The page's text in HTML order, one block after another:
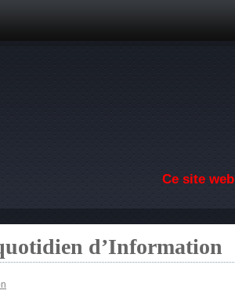
Ce site web
d’Information